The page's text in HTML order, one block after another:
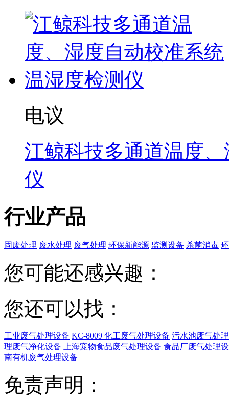
电议
江鲸科技多通道温度
仪
行业产品
固废处理 废水处理 废气处理 环保新能源 监测设备 杀菌消毒
您可能还感兴趣：
您还可以找：
工业废气处理设备 KC-8009 化工废气处理设备 污水池废气处
理废气净化设备
上海宠物食品废气处理设备 食品厂废气处理
南有机废气处理设备
免责声明：